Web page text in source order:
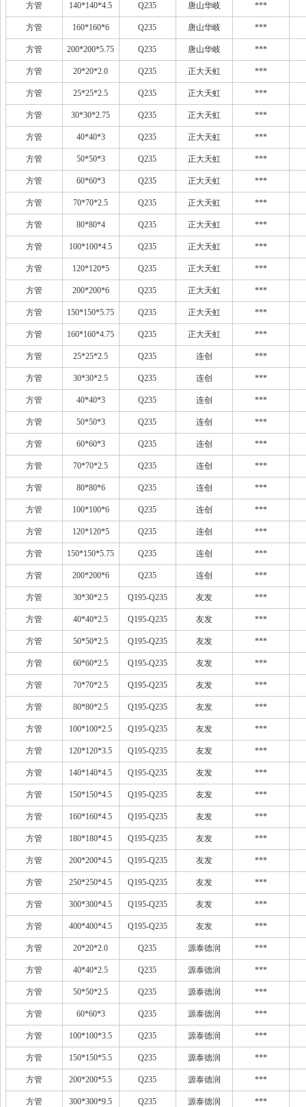
方管 140*140*4.5 Q235 唐山华岐 ***
方管 160*160*6 Q235 唐山华岐 ***
方管 200*200*5.75 Q235 唐山华岐 ***
方管 20*20*2.0 Q235 正大天虹 ***
方管 25*25*2.5 Q235 正大天虹 ***
方管 30*30*2.75 Q235 正大天虹 ***
方管 40*40*3 Q235 正大天虹 ***
方管 50*50*3 Q235 正大天虹 ***
方管 60*60*3 Q235 正大天虹 ***
方管 70*70*2.5 Q235 正大天虹 ***
方管 80*80*4 Q235 正大天虹 ***
方管 100*100*4.5 Q235 正大天虹 ***
方管 120*120*5 Q235 正大天虹 ***
方管 200*200*6 Q235 正大天虹 ***
方管 150*150*5.75 Q235 正大天虹 ***
方管 160*160*4.75 Q235 正大天虹 ***
方管 25*25*2.5 Q235 连创 ***
方管 30*30*2.5 Q235 连创 ***
方管 40*40*3 Q235 连创 ***
方管 50*50*3 Q235 连创 ***
方管 60*60*3 Q235 连创 ***
方管 70*70*2.5 Q235 连创 ***
方管 80*80*6 Q235 连创 ***
方管 100*100*6 Q235 连创 ***
方管 120*120*5 Q235 连创 ***
方管 150*150*5.75 Q235 连创 ***
方管 200*200*6 Q235 连创 ***
方管 30*30*2.5 Q195-Q235 友发 ***
方管 40*40*2.5 Q195-Q235 友发 ***
方管 50*50*2.5 Q195-Q235 友发 ***
方管 60*60*2.5 Q195-Q235 友发 ***
方管 70*70*2.5 Q195-Q235 友发 ***
方管 80*80*2.5 Q195-Q235 友发 ***
方管 100*100*2.5 Q195-Q235 友发 ***
方管 120*120*3.5 Q195-Q235 友发 ***
方管 140*140*4.5 Q195-Q235 友发 ***
方管 150*150*4.5 Q195-Q235 友发 ***
方管 160*160*4.5 Q195-Q235 友发 ***
方管 180*180*4.5 Q195-Q235 友发 ***
方管 200*200*4.5 Q195-Q235 友发 ***
方管 250*250*4.5 Q195-Q235 友发 ***
方管 300*300*4.5 Q195-Q235 友发 ***
方管 400*400*4.5 Q195-Q235 友发 ***
方管 20*20*2.0 Q235 源泰德润 ***
方管 40*40*2.5 Q235 源泰德润 ***
方管 50*50*2.5 Q235 源泰德润 ***
方管 60*60*3 Q235 源泰德润 ***
方管 100*100*3.5 Q235 源泰德润 ***
方管 150*150*5.5 Q235 源泰德润 ***
方管 200*200*5.5 Q235 源泰德润 ***
方管 300*300*9.5 Q235 源泰德润 ***